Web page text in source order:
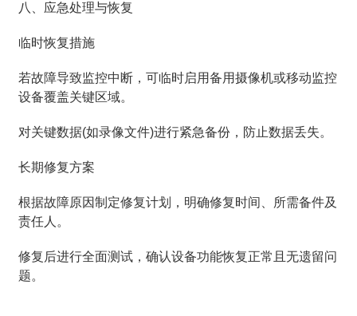
八、应急处理与恢复
临时恢复措施
若故障导致监控中断，可临时启用备用摄像机或移动监控
设备覆盖关键区域。
对关键数据(如录像文件)进行紧急备份，防止数据丢失。
长期修复方案
根据故障原因制定修复计划，明确修复时间、所需备件及
责任人。
修复后进行全面测试，确认设备功能恢复正常且无遗留问
题。